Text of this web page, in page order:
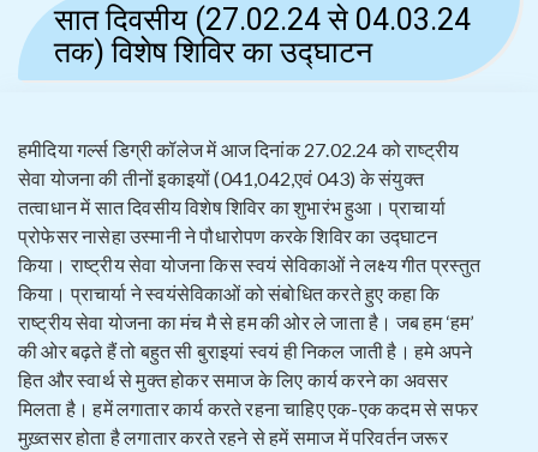
सात दिवसीय (27.02.24 से 04.03.24
तक) विशेष शिविर का उद्घाटन
हमीदिया गर्ल्स डिग्री कॉलेज में आज दिनांक 27.02.24 को राष्ट्रीय
सेवा योजना की तीनों इकाइयों (041,042,एवं 043) के संयुक्त
तत्वाधान में सात दिवसीय विशेष शिविर का शुभारंभ हुआ। प्राचार्या
प्रोफेसर नासेहा उस्मानी ने पौधारोपण करके शिविर का उद्घाटन
किया। राष्ट्रीय सेवा योजना किस स्वयं सेविकाओं ने लक्ष्य गीत प्रस्तुत
किया। प्राचार्या ने स्वयंसेविकाओं को संबोधित करते हुए कहा कि
राष्ट्रीय सेवा योजना का मंच मै से हम की ओर ले जाता है। जब हम ‘हम’
की ओर बढ़ते हैं तो बहुत सी बुराइयां स्वयं ही निकल जाती है। हमे अपने
हित और स्वार्थ से मुक्त होकर समाज के लिए कार्य करने का अवसर
मिलता है। हमें लगातार कार्य करते रहना चाहिए एक-एक कदम से सफर
मुख़्तसर होता है लगातार करते रहने से हमें समाज में परिवर्तन जरूर